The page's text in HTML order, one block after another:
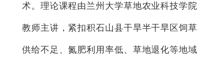
术。理论课程由兰州大学草地农业科技学院
教师主讲，紧扣积石山县干旱半干旱区饲草
供给不足、氮肥利用率低、草地退化等地域